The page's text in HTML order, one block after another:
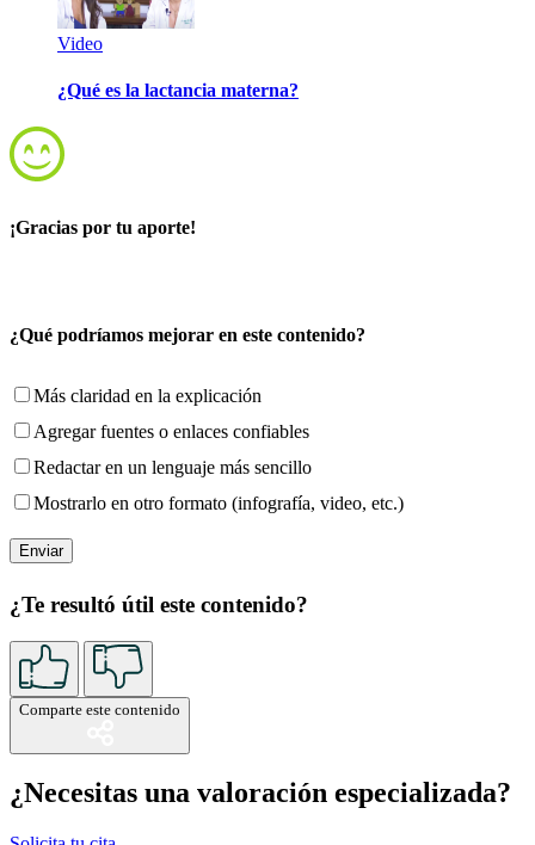
Video
¿Qué es la lactancia materna?
¡Gracias por tu aporte!
¿Qué podríamos mejorar en este contenido?
Más claridad en la explicación
Agregar fuentes o enlaces confiables
Redactar en un lenguaje más sencillo
Mostrarlo en otro formato (infografía, video, etc.)
¿Te resultó útil este contenido?
Comparte este contenido
¿Necesitas una valoración especializada?